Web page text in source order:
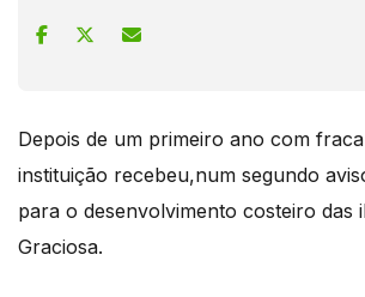
Depois de um primeiro ano com
instituição recebeu,num segundo
para o desenvolvimento costeiro das
Graciosa.